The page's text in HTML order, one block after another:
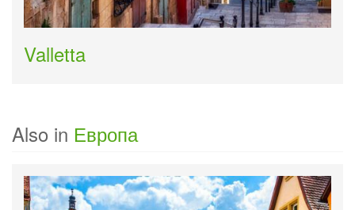
Valletta
Also in Европа